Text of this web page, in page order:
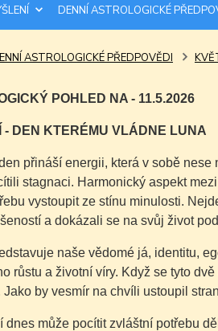
DENNÍ ASTROLOGICKÉ
ASTROLOGICKÉ PŘEDPOVĚDI
POHLED NA - 11.5.2026
- DEN KTERÉMU VLÁDNE LUNA
přináší energii, která v sobě
stagnaci. Harmonický aspekt
vystoupit ze stínu minulosti.
a dokázali se na svůj život
naše vědomé já, identitu,
růstu a životní víry. Když se tyto
Jako by vesmír na chvíli ustoupil
dnes může pocítit zvláštní potřebu